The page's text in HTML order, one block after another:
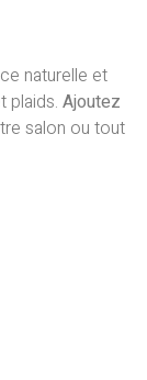
naturelle et
plaids. Ajoutez
salon ou tout